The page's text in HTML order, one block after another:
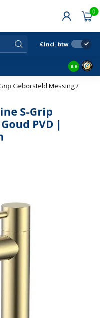
0
€ Incl. btw
Snelle
8.9
Geborsteld Messing /
S-Grip
PVD |